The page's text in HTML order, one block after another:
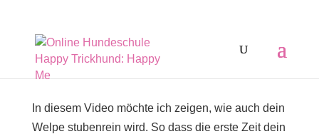
In diesem Video möchte ich zeigen, wie auch dein
Welpe stubenrein wird. So dass die erste Zeit dein